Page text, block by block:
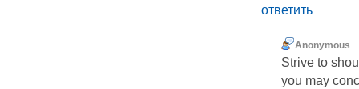
ответить
Anonymous
Strive to
you may